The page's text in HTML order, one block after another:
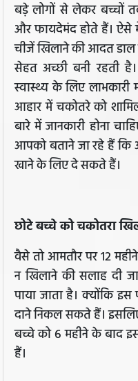
बड़े लोगों से लेकर बच्चों
और फायदेमंद होते हैं। ऐसे
चीजें खिलाने की आदत
सेहत अच्छी बनी रहती
स्वास्थ्य के लिए लाभकारी
आहार में चकोतरे को
बारे में जानकारी होना
आपको बताने जा रहे हैं
खाने के लिए दे सकते हैं।
छोटे बच्चे को चकोतरा
वैसे तो आमतौर पर 12
न खिलाने की सलाह दी
पाया जाता है। क्योंकि
दाने निकल सकते हैं।
बच्चे को 6 महीने के बाद
हैं।